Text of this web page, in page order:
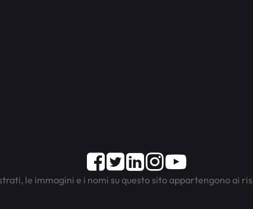
Facebook
TwitterLinkedInInstagram
Youtube
le immagini e i nomi su questo sito appartengono ai